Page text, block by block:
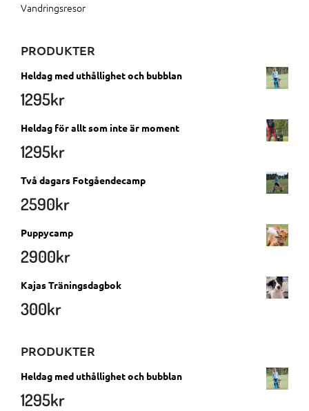
Vandringsresor
PRODUKTER
Heldag med uthållighet och bubblan
1295kr
Heldag för allt som inte är moment
1295kr
Två dagars Fotgåendecamp
2590kr
Puppycamp
2900kr
Kajas Träningsdagbok
300kr
PRODUKTER
Heldag med uthållighet och bubblan
1295kr